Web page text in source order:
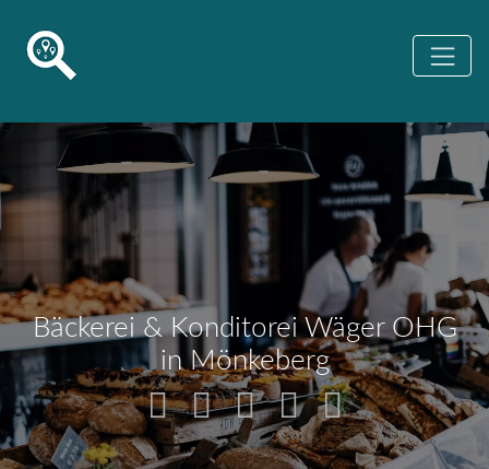
Bäckerei & Konditorei Wäger OHG
in Mönkeberg